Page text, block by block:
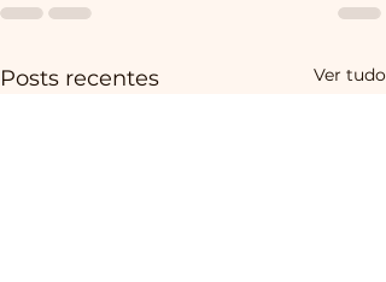
Posts recentes Ver tudo